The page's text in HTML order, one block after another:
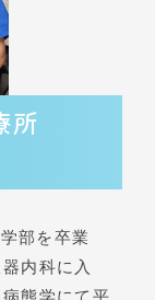
所
部を卒業
内科に入
態学にて平